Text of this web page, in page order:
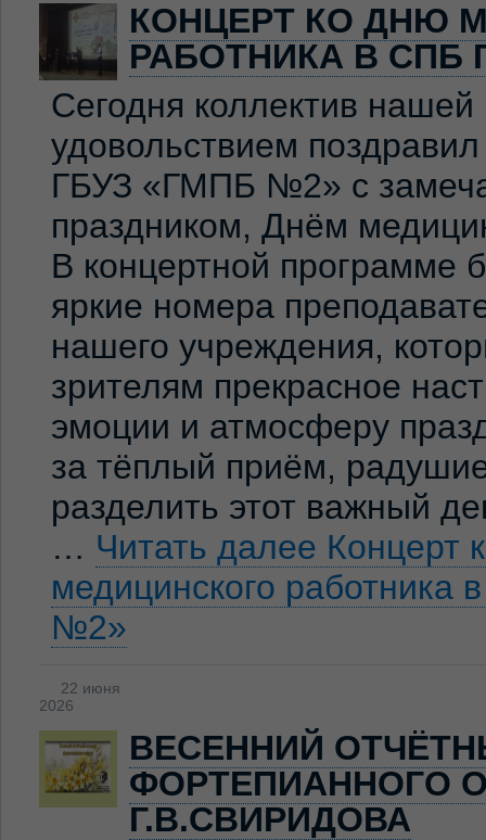
КОНЦЕРТ КО ДНЮ
РАБОТНИКА В СПБ
Сегодня коллектив
удовольствием
ГБУЗ «ГМПБ №2» с
праздником, Днём
В концертной программе
яркие номера
нашего учреждения,
зрителям прекрасное
эмоции и атмосферу
за тёплый приём,
разделить этот важный
… Читать далее Концерт
медицинского
№2»
22 июня
2026
ВЕСЕННИЙ
ФОРТЕПИАННОГО
Г.В.СВИРИДОВА